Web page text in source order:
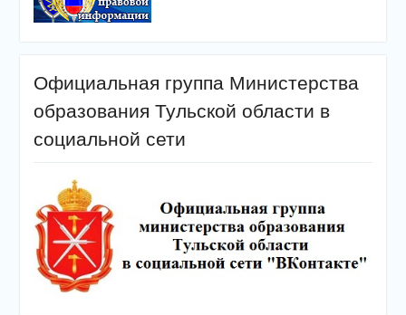
Официальная группа Министерства
образования Тульской области в
социальной сети